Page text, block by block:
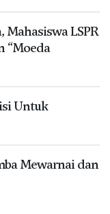
Mahasiswa LSPR
“Moeda
Untuk
Mewarnai dan